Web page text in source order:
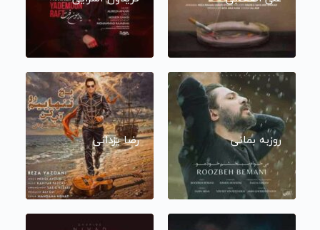
روزبه بمانی رضا یزدانی